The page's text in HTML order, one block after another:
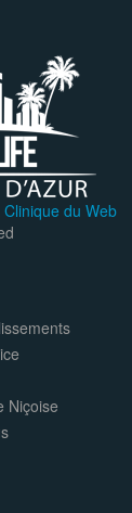
Clinique du Web
Niçoise